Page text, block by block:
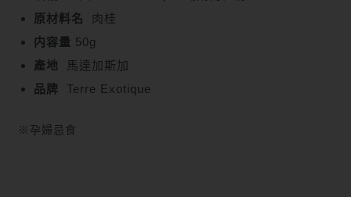
原材料名 肉桂
内容量 50g
產地 馬達加斯加
品牌 Terre Exotique
※孕婦忌食